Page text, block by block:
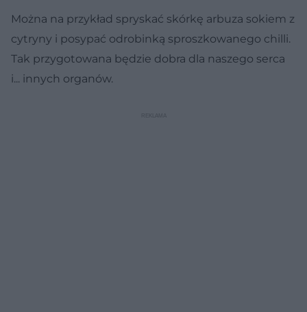
Można na przykład spryskać skórkę arbuza sokiem z
cytryny i posypać odrobinką sproszkowanego chilli.
Tak przygotowana będzie dobra dla naszego serca
i... innych organów.